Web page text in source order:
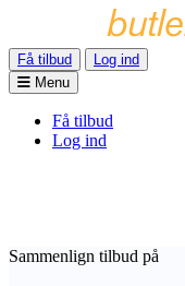
Få tilbud
Log ind
Menu
Få tilbud
Log ind
Sammenlign tilbud på